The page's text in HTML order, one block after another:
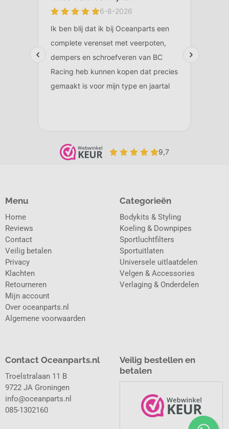
Categorieën
Bodykits & Styling
Koeling & Downpipes
Sportluchtfilters
Sportuitlaten
Universele uitlaatdelen
Velgen & Accessories
Verlaging & Onderdelen
Menu
Home
Reviews
Contact
Veilig betalen
Privacy
Klachten
Retourneren
Mijn account
Over oceanparts.nl
Algemene voorwaarden
Contact Oceanparts.nl
Troelstralaan 11 B
9722 JA Groningen
info@oceanparts.nl
085-1302160
Veilig bestellen en
betalen